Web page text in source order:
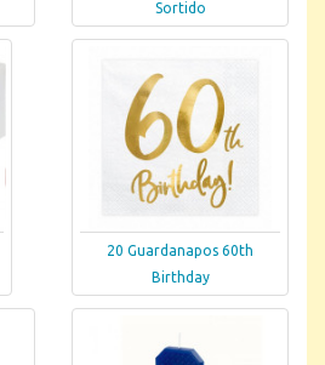
Sortido
20 Guardanapos 60th
Birthday